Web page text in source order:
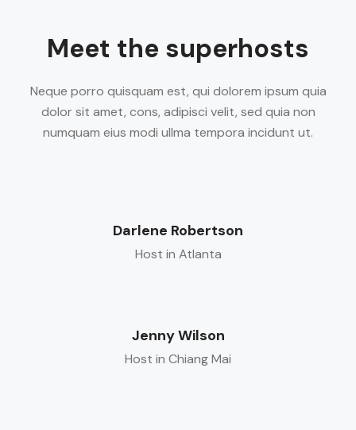
Meet the superhosts
Neque porro quisquam est, qui dolorem ipsum quia
dolor sit amet, cons, adipisci velit, sed quia non
numquam eius modi ullma tempora incidunt ut.
Darlene Robertson
Host in Atlanta
Jenny Wilson
Host in Chiang Mai